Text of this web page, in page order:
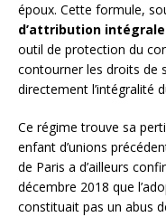
époux. Cette formule,
d’attribution intégrale
outil de protection du
contourner les droits de
directement l’intégralité
Ce régime trouve sa
enfant d’unions
de Paris a d’ailleurs
décembre 2018 que
constituait pas un abus